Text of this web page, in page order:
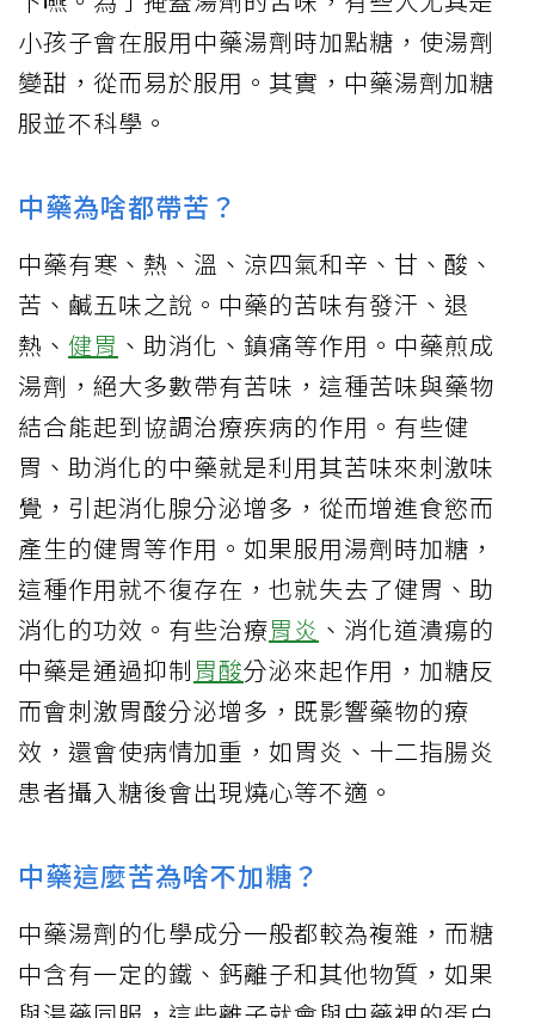
小孩子會在服用中藥湯劑時加點糖，使湯劑
變甜，從而易於服用。其實，中藥湯劑加糖
服並不科學。
中藥為啥都帶苦？
中藥有寒、熱、溫、涼四氣和辛、甘、酸、
苦、鹹五味之說。中藥的苦味有發汗、退
熱、 健胃 、助消化、鎮痛等作用。中藥煎成
湯劑，絕大多數帶有苦味，這種苦味與藥物
結合能起到協調治療疾病的作用。有些健
胃、助消化的中藥就是利用其苦味來刺激味
覺，引起消化腺分泌增多，從而增進食慾而
產生的健胃等作用。如果服用湯劑時加糖，
這種作用就不復存在，也就失去了健胃、助
消化的功效。有些治療胃炎 、消化道潰瘍的
中藥是通過抑制 胃酸分泌來起作用，加糖反
而會刺激胃酸分泌增多，既影響藥物的療
效，還會使病情加重，如胃炎、十二指腸炎
患者攝入糖後會出現燒心等不適。
中藥這麼苦為啥不加糖？
中藥湯劑的化學成分一般都較為複雜，而糖
中含有一定的鐵、鈣離子和其他物質，如果